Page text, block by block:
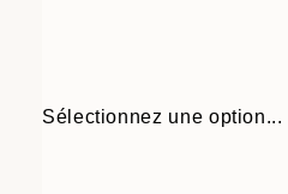
Sélectionnez une option...